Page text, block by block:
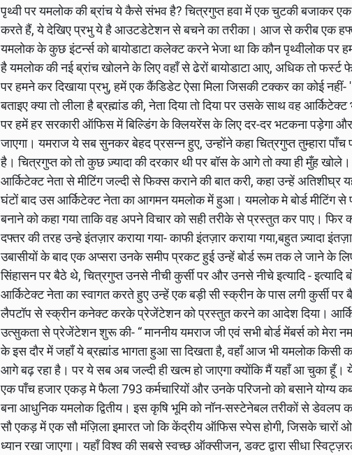
पृथ्वी पर यमलोक की ब्रांच ये कैसे संभव है? चित्रगुप्त हवा में एक चुटकी बजाकर
करते हैं, ये देखिए प्रभु ये है आउटडेटेशन से बचने का तरीका। आज से करीब एक
यमलोक के कुछ इंटर्न्स को बायोडाटा कलेक्ट करने भेजा था कि कौन पृथ्वीलोक पर
है यमलोक की नई ब्रांच खोलने के लिए वहाँ से ढेरों बायोडाटा आए, अधिक तो फर्स्ट
पर हमने कर दिखाया प्रभु, हमें एक कैंडिडेट ऐसा मिला जिसकी टक्कर का कोई नहीं-
बताइए क्या तो लीला है ब्रह्मांड की, नेता दिया तो दिया पर उसके साथ वह
पर हमें हर सरकारी ऑफिस में बिल्डिंग के क्लियरेंस के लिए दर-दर भटकना पड़ेगा
जाएगा। यमराज ये सब सुनकर बेहद प्रसन्न हुए, उन्होंने कहा चित्रगुप्त तुम्हारा
है। चित्रगुप्त को तो कुछ ज़्यादा की दरकार थी पर बॉस के आगे तो क्या ही मुँह
आर्किटेक्ट नेता से मीटिंग जल्दी से फिक्स कराने की बात करी, कहा उन्हें अतिशीघ्र
घंटों बाद उस आर्किटेक्ट नेता का आगमन यमलोक में हुआ। यमलोक मे बोर्ड मीटिंग
बनाने को कहा गया ताकि वह अपने विचार को सही तरीके से प्रस्तुत कर पाए। फिर
दफ्तर की तरह उन्हे इंतज़ार कराया गया- काफी इंतज़ार कराया गया,बहुत ज़्यादा
उबासीयों के बाद एक अप्सरा उनके समीप प्रकट हुई उन्हें बोर्ड रूम तक ले जाने के
सिंहासन पर बैठे थे, चित्रगुप्त उनसे नीची कुर्सी पर और उनसे नीचे इत्यादि - इत्यादि
आर्किटेक्ट नेता का स्वागत करते हुए उन्हें एक बड़ी सी स्क्रीन के पास लगी कुर्सी
लैपटॉप से स्क्रीन कनेक्ट करके प्रेजेंटेशन को प्रस्तुत करने का आदेश दिया।
उत्सुकता से प्रेजेंटेशन शुरू की- “ माननीय यमराज जी एवं सभी बोर्ड मेंबर्स को मेरा
के इस दौर में जहाँ ये ब्रह्मांड भागता हुआ सा दिखता है, वहाँ आज भी यमलोक किसी
आगे बढ़ रहा है। पर ये सब अब जल्दी ही खत्म हो जाएगा क्योंकि मैं यहाँ आ चुका हूँ। ये
एक पाँच हजार एकड़ मे फैला 793 कर्मचारियों और उनके परिजनो को बसाने योग्य
बना आधुनिक यमलोक द्वितीय। इस कृषि भूमि को नॉन-सस्टेनेबल तरीकों से डेवलप
सौ एकड़ में एक सौ मंज़िला इमारत जो कि केंद्रीय ऑफिस स्पेस होगी, जिसके चारों
ध्यान रखा जाएगा। यहाँ विश्व की सबसे स्वच्छ ऑक्सीजन, डक्ट द्वारा सीधा